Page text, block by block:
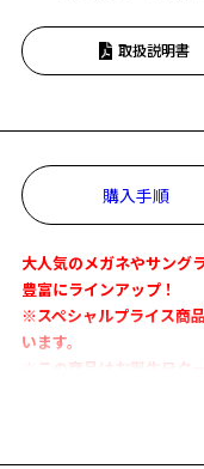
お
取扱説明書
購入手順
大人気のメガネやサング
豊富にラインアップ！
※スペシャルプライス商
います。
※この商品はお誕生日ク
フレーム全体に軽量素材